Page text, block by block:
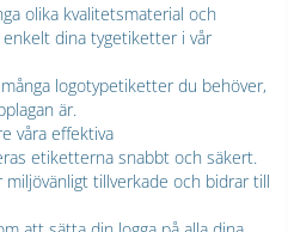
olika kvalitetsmaterial och
dina tygetiketter i vår
logotypetiketter du behöver,
är.
våra effektiva
etiketterna snabbt och säkert.
miljövänligt tillverkade och bidrar till